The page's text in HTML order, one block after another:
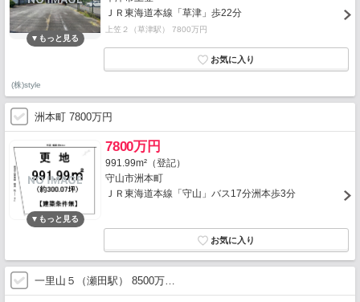
ＪＲ東海道本線「草津」歩22分
上笠２（草津駅） 7800万円
(株)style
洲本町 7800万円
7800万円
991.99m²（登記）
守山市洲本町
ＪＲ東海道本線「守山」バス17分洲本歩3分
一里山５（瀬田駅） 8500万…